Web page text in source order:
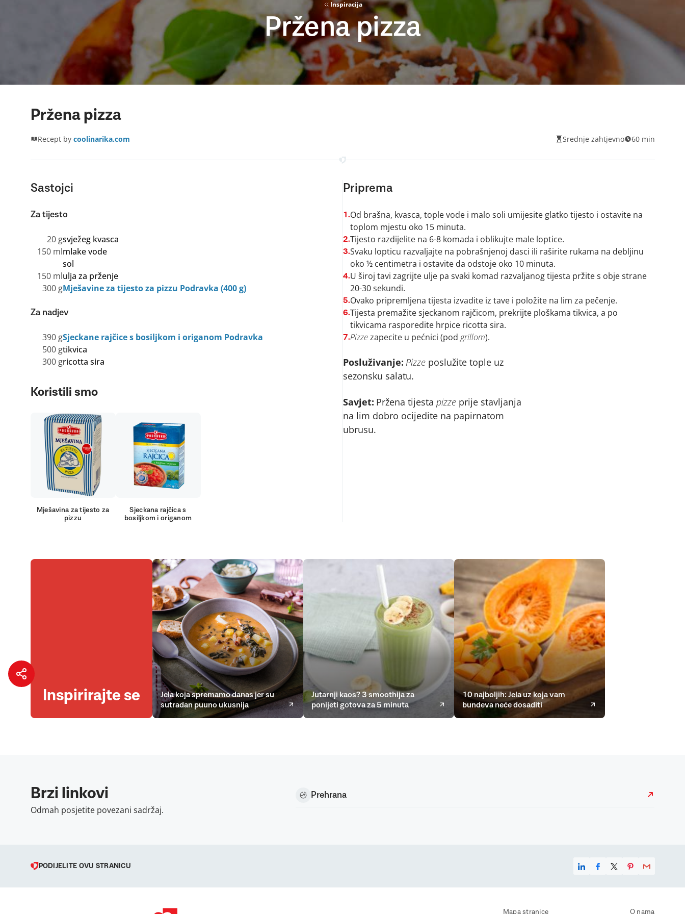
Inspiracija
Pržena pizza
Pržena pizza
Recept by coolinarika.com Srednje zahtjevno 60 min
Sastojci
Za tijesto
20 gsvježeg kvasca
150 mlmlake vode
sol
150 mlulja za prženje
300 gMješavine za tijesto za pizzu Podravka (400 g)
Za nadjev
390 gSjeckane rajčice s bosiljkom i origanom Podravka
500 gtikvica
300 gricotta sira
Koristili smo
Mješavina za tijesto za
pizzu
Sjeckana rajčica s
bosiljkom i origanom
Priprema
1.Od brašna, kvasca, tople vode i malo soli umijesite glatko tijesto i ostavite na
toplom mjestu oko 15 minuta.
2.Tijesto razdijelite na 6-8 komada i oblikujte male loptice.
3.Svaku lopticu razvaljajte na pobrašnjenoj dasci ili raširite rukama na debljinu
oko ½ centimetra i ostavite da odstoje oko 10 minuta.
4.U široj tavi zagrijte ulje pa svaki komad razvaljanog tijesta pržite s obje strane
20-30 sekundi.
5.Ovako pripremljena tijesta izvadite iz tave i položite na lim za pečenje.
6.Tijesta premažite sjeckanom rajčicom, prekrijte ploškama tikvica, a po
tikvicama rasporedite hrpice ricotta sira.
7.Pizzezapecite u pećnici (pod grillom).
Posluživanje: Pizzeposlužite tople uz
sezonsku salatu.
Savjet: Pržena tijesta pizzeprije stavljanja
na lim dobro ocijedite na papirnatom
ubrusu.
Inspirirajte se
Jela koja spremamo danas jer su
sutradan puuno ukusnija
Jutarnji kaos? 3 smoothija za
ponijeti gotova za 5 minuta
10 najboljih: Jela uz koja vam
bundeva neće dosaditi
Brzi linkovi
Odmah posjetite povezani sadržaj.
Prehrana
PODIJELITE OVU STRANICU
Mapa stranice O nama